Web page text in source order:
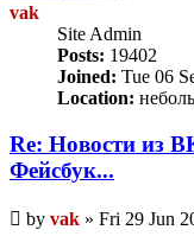
vak
Site Admin
Posts: 19402
Joined: Tue 06
Location:
Re: Новости из
Фейсбук...
Unread
post
by vak » Fri 29 Jun